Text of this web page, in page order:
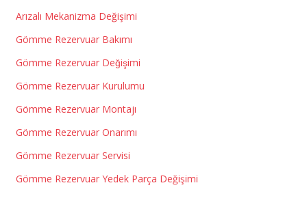
Arızalı Mekanizma Değişimi
Gömme Rezervuar Bakımı
Gömme Rezervuar Değişimi
Gömme Rezervuar Kurulumu
Gömme Rezervuar Montajı
Gömme Rezervuar Onarımı
Gömme Rezervuar Servisi
Gömme Rezervuar Yedek Parça Değişimi